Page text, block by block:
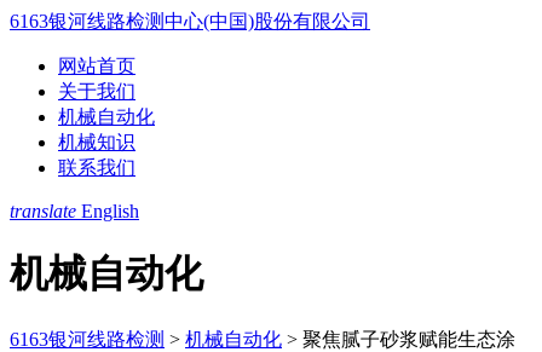
6163银河线路检测中心(中国)股份有限公司
网站首页
关于我们
机械自动化
机械知识
联系我们
translate English
机械自动化
6163银河线路检测 > 机械自动化 > 聚焦腻子砂浆赋能生态涂